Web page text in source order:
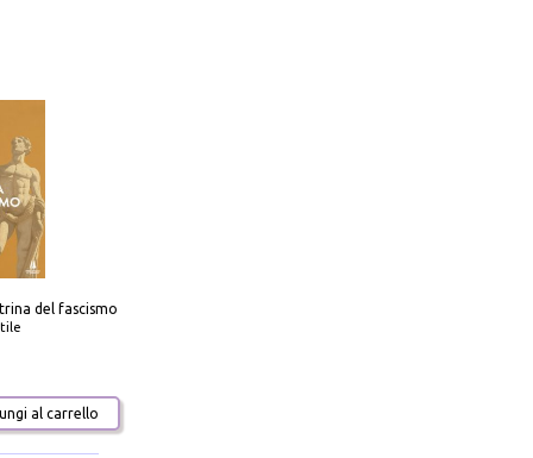
del fascismo
al carrello